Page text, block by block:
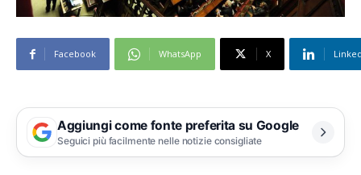
Facebook WhatsApp X
Aggiungi come fonte preferita su Google
Seguici più facilmente nelle notizie consigliate